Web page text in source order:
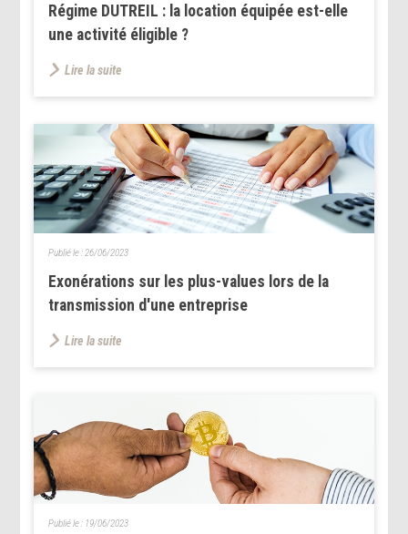
Régime DUTREIL : la location équipée est-elle
une activité éligible ?
Lire la suite
Exonérations sur les plus-values lors de la
transmission d'une entreprise
Publié le : 26/06/2023
Lire la suite
Publié le : 19/06/2023